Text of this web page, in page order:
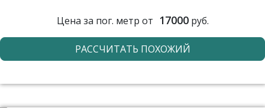
Цена за пог. метр от 17000руб.
РАССЧИТАТЬ ПОХОЖИЙ